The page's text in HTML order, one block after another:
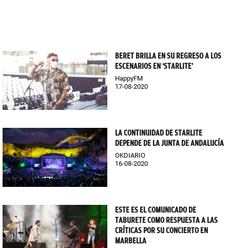
BERET BRILLA EN SU REGRESO A LOS
ESCENARIOS EN ‘STARLITE’
HappyFM
17-08-2020
LA CONTINUIDAD DE STARLITE
DEPENDE DE LA JUNTA DE ANDALUCÍA
OKDIARIO
16-08-2020
ESTE ES EL COMUNICADO DE
TABURETE COMO RESPUESTA A LAS
CRÍTICAS POR SU CONCIERTO EN
MARBELLA